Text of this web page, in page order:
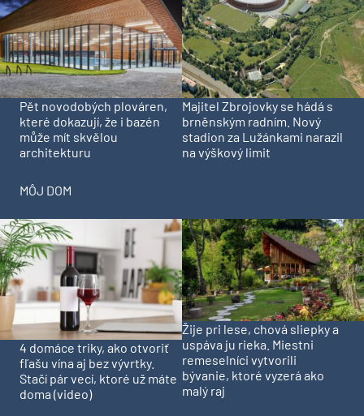
Pět novodobých plováren,
které dokazují, že i bazén
může mít skvělou
architekturu
Majitel Zbrojovky se hádá s
brněnským radním. Nový
stadion za Lužánkami narazil
na výškový limit
MÔJ DOM
4 domáce triky, ako otvoriť
fľašu vína aj bez vývrtky.
Stačí pár vecí, ktoré už máte
doma (video)
Žije pri lese, chová sliepky a
uspáva ju rieka. Miestni
remeselníci vytvorili
bývanie, ktoré vyzerá ako
malý raj